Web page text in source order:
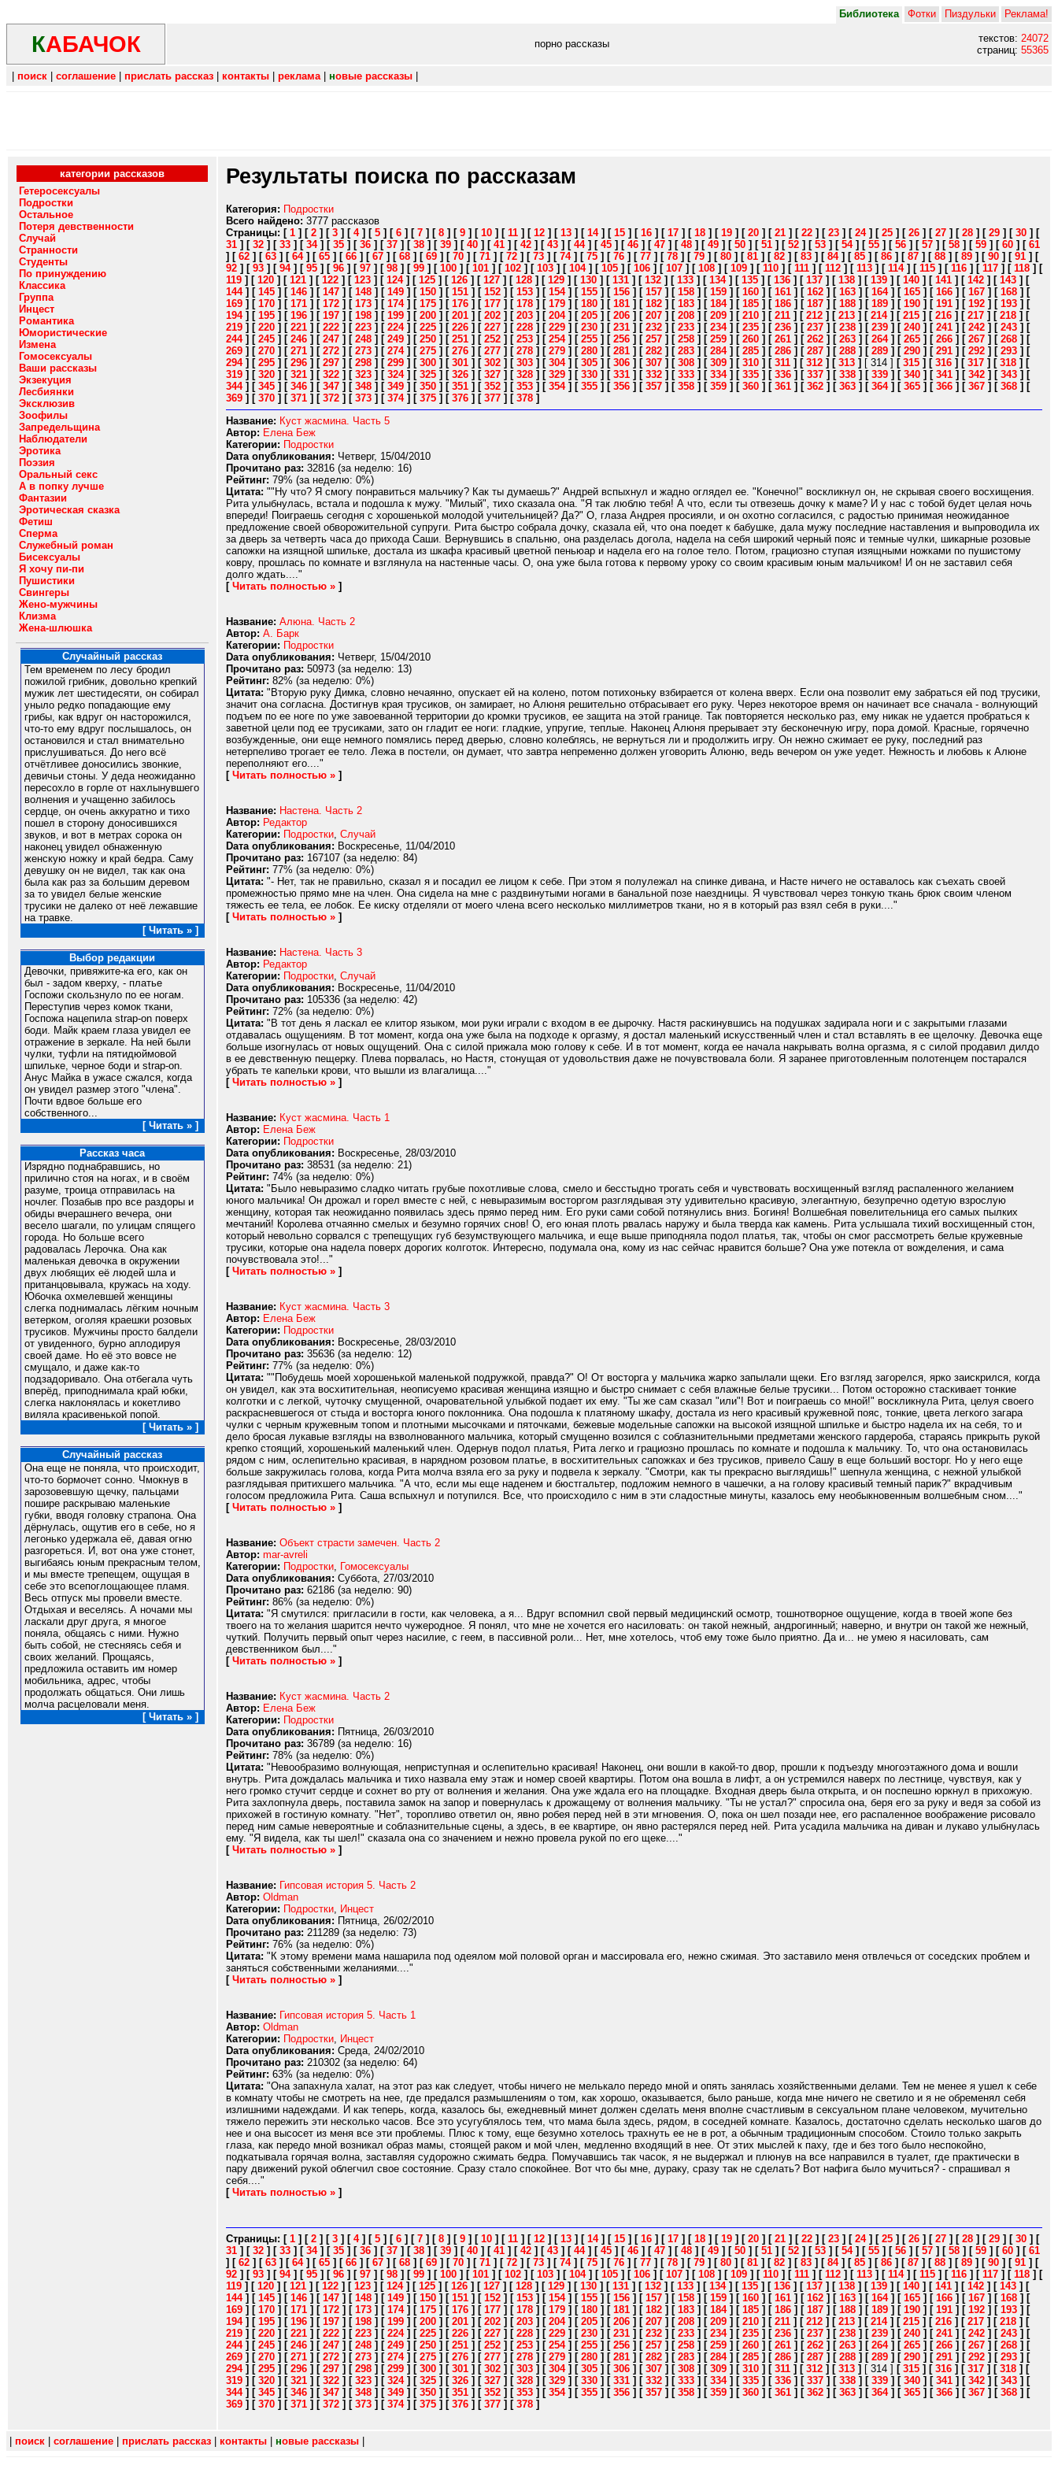
Библиотека Фотки Пиздульки Реклама!
КАБАЧОК порно рассказы текстов: 24072
страниц: 55365
поиск соглашение прислать рассказ контакты реклама| новые рассказы
категории рассказов
Гетеросексуалы
Подростки
Остальное
Потеря девственности
Случай
Странности
Студенты
По принуждению
Классика
Группа
Инцест
Романтика
Юмористические
Измена
Гомосексуалы
Ваши рассказы
Экзекуция
Лесбиянки
Эксклюзив
Зоофилы
Запредельщина
Наблюдатели
Эротика
Поэзия
Оральный секс
А в попку лучше
Фантазии
Эротическая сказка
Фетиш
Сперма
Служебный роман
Бисексуалы
Я хочу пи-пи
Пушистики
Свингеры
Жено-мужчины
Клизма
Жена-шлюшка
Случайный рассказ
Тем временем по лесу бродил
пожилой грибник, довольно крепкий
мужик лет шестидесяти, он собирал
уныло редко попадающие ему
грибы, как вдруг он насторожился,
что-то ему вдруг послышалось, он
остановился и стал внимательно
прислушиваться. До него всё
отчётливее доносились звонкие,
девичьи стоны. У деда неожиданно
пересохло в горле от нахлынувшего
волнения и учащенно забилось
сердце, он очень аккуратно и тихо
пошел в сторону доносившихся
звуков, и вот в метрах сорока он
наконец увидел обнаженную
женскую ножку и край бедра. Саму
девушку он не видел, так как она
была как раз за большим деревом
за то увидел белые женские
трусики не далеко от неё лежавшие
на травке.
[ Читать » ]
Выбор редакции
Девочки, привяжите-ка его, как он
был - задом кверху, - платье
Госпожи скользнуло по ее ногам.
Переступив через комок ткани,
Госпожа нацепила strap-on поверх
боди. Майк краем глаза увидел ее
отражение в зеркале. На ней были
чулки, туфли на пятидюймовой
шпильке, черное боди и strap-on.
Анус Майка в ужасе сжался, когда
он увидел размер этого "члена".
Почти вдвое больше его
собственного...
[ Читать » ]
Рассказ часа
Изрядно поднабравшись, но
прилично стоя на ногах, и в своём
разуме, троица отправилась на
ночлег. Позабыв про все раздоры и
обиды вчерашнего вечера, они
весело шагали, по улицам спящего
города. Но больше всего
радовалась Лерочка. Она как
маленькая девочка в окружении
двух любящих её людей шла и
пританцовывала, кружась на ходу.
Юбочка охмелевшей женщины
слегка поднималась лёгким ночным
ветерком, оголяя краешки розовых
трусиков. Мужчины просто балдели
от увиденного, бурно аплодируя
своей даме. Но её это вовсе не
смущало, и даже как-то
подзадоривало. Она отбегала чуть
вперёд, приподнимала край юбки,
слегка наклонялась и кокетливо
виляла красивенькой попой.
[ Читать » ]
Случайный рассказ
Она еще не поняла, что происходит,
что-то бормочет сонно. Чмокнув в
зарозовевшую щечку, пальцами
пошире раскрываю маленькие
губки, вводя головку страпона. Она
дёрнулась, ощутив его в себе, но я
легонько удержала её, давая огню
разгореться. И, вот она уже стонет,
выгибаясь юным прекрасным телом,
и мы вместе трепещем, ощущая в
себе это всепоглощающее пламя.
Весь отпуск мы провели вместе.
Отдыхая и веселясь. А ночами мы
ласкали друг друга, я многое
поняла, общаясь с ними. Нужно
быть собой, не стесняясь себя и
своих желаний. Прощаясь,
предложила оставить им номер
мобильника, адрес, чтобы
продолжать общаться. Они лишь
молча расцеловали меня.
[ Читать » ]
Результаты поиска по рассказам
Категория: Подростки
Всего найдено: 3777 рассказов
Страницы: [ 1 ] [ 2 ] [ 3 ] [ 4] [ 5 ] [ 6 ] [ 7 ] [ 8 ] [ 9 ] [ 10 ] [ 11 ] [ 12 ] [ 13 ] [ 14] [ 15 ] [ 16 ] [ 17 ] [ 18 ] [ 19 ] [ 20 ] [ 21 ] [ 22 ] [ 23 ] [ 24] [ 25 ] [ 26 ] [ 27 ] [ 28 ] [ 29 ] [ 30 ] [
31 ] [ 32 ] [ 33 ] [ 34] [ 35 ] [ 36 ] [ 37 ] [ 38 ] [ 39 ] [ 40 ] [ 41 ] [ 42 ] [ 43 ] [ 44] [ 45 ] [ 46 ] [ 47 ] [ 48 ] [ 49 ] [ 50 ] [ 51 ] [ 52 ] [ 53 ] [ 54] [ 55 ] [ 56 ] [ 57 ] [ 58 ] [ 59 ] [ 60 ] [ 61
] [ 62 ] [ 63 ] [ 64] [ 65 ] [ 66 ] [ 67 ] [ 68 ] [ 69 ] [ 70 ] [ 71 ] [ 72 ] [ 73 ] [ 74] [ 75 ] [ 76 ] [ 77 ] [ 78 ] [ 79 ] [ 80 ] [ 81 ] [ 82 ] [ 83 ] [ 84] [ 85 ] [ 86 ] [ 87 ] [ 88 ] [ 89 ] [ 90 ] [ 91 ] [
92 ] [ 93 ] [ 94] [ 95 ] [ 96 ] [ 97 ] [ 98 ] [ 99 ] [ 100 ] [ 101 ] [ 102 ] [ 103 ] [ 104] [ 105 ] [ 106 ] [ 107 ] [ 108 ] [ 109 ] [ 110 ] [ 111 ] [ 112 ] [ 113 ] [ 114] [ 115 ] [ 116 ] [ 117 ] [ 118 ] [
119 ] [ 120 ] [ 121 ] [ 122 ] [ 123 ] [ 124] [ 125 ] [ 126 ] [ 127 ] [ 128 ] [ 129 ] [ 130 ] [ 131 ] [ 132 ] [ 133 ] [ 134] [ 135 ] [ 136 ] [ 137 ] [ 138 ] [ 139 ] [ 140 ] [ 141 ] [ 142 ] [ 143 ] [
144] [ 145 ] [ 146 ] [ 147 ] [ 148 ] [ 149 ] [ 150 ] [ 151 ] [ 152 ] [ 153 ] [ 154] [ 155 ] [ 156 ] [ 157 ] [ 158 ] [ 159 ] [ 160 ] [ 161 ] [ 162 ] [ 163 ] [ 164] [ 165 ] [ 166 ] [ 167 ] [ 168 ] [
169 ] [ 170 ] [ 171 ] [ 172 ] [ 173 ] [ 174] [ 175 ] [ 176 ] [ 177 ] [ 178 ] [ 179 ] [ 180 ] [ 181 ] [ 182 ] [ 183 ] [ 184] [ 185 ] [ 186 ] [ 187 ] [ 188 ] [ 189 ] [ 190 ] [ 191 ] [ 192 ] [ 193 ] [
194] [ 195 ] [ 196 ] [ 197 ] [ 198 ] [ 199 ] [ 200 ] [ 201 ] [ 202 ] [ 203 ] [ 204] [ 205 ] [ 206 ] [ 207 ] [ 208 ] [ 209 ] [ 210 ] [ 211 ] [ 212 ] [ 213 ] [ 214] [ 215 ] [ 216 ] [ 217 ] [ 218 ] [
219 ] [ 220 ] [ 221 ] [ 222 ] [ 223 ] [ 224] [ 225 ] [ 226 ] [ 227 ] [ 228 ] [ 229 ] [ 230 ] [ 231 ] [ 232 ] [ 233 ] [ 234] [ 235 ] [ 236 ] [ 237 ] [ 238 ] [ 239 ] [ 240 ] [ 241 ] [ 242 ] [ 243 ] [
244] [ 245 ] [ 246 ] [ 247 ] [ 248 ] [ 249 ] [ 250 ] [ 251 ] [ 252 ] [ 253 ] [ 254] [ 255 ] [ 256 ] [ 257 ] [ 258 ] [ 259 ] [ 260 ] [ 261 ] [ 262 ] [ 263 ] [ 264] [ 265 ] [ 266 ] [ 267 ] [ 268 ] [
269 ] [ 270 ] [ 271 ] [ 272 ] [ 273 ] [ 274] [ 275 ] [ 276 ] [ 277 ] [ 278 ] [ 279 ] [ 280 ] [ 281 ] [ 282 ] [ 283 ] [ 284] [ 285 ] [ 286 ] [ 287 ] [ 288 ] [ 289 ] [ 290 ] [ 291 ] [ 292 ] [ 293 ] [
294] [ 295 ] [ 296 ] [ 297 ] [ 298 ] [ 299 ] [ 300 ] [ 301 ] [ 302 ] [ 303 ] [ 304] [ 305 ] [ 306 ] [ 307 ] [ 308 ] [ 309 ] [ 310 ] [ 311 ] [ 312 ] [ 313 ] [ 314 ] [ 315 ] [ 316 ] [ 317 ] [ 318 ] [
319 ] [ 320 ] [ 321 ] [ 322 ] [ 323 ] [ 324] [ 325 ] [ 326 ] [ 327 ] [ 328 ] [ 329 ] [ 330 ] [ 331 ] [ 332 ] [ 333 ] [ 334] [ 335 ] [ 336 ] [ 337 ] [ 338 ] [ 339 ] [ 340 ] [ 341 ] [ 342 ] [ 343 ] [
344] [ 345 ] [ 346 ] [ 347 ] [ 348 ] [ 349 ] [ 350 ] [ 351 ] [ 352 ] [ 353 ] [ 354] [ 355 ] [ 356 ] [ 357 ] [ 358 ] [ 359 ] [ 360 ] [ 361 ] [ 362 ] [ 363 ] [ 364] [ 365 ] [ 366 ] [ 367 ] [ 368 ] [
369 ] [ 370 ] [ 371 ] [ 372 ] [ 373 ] [ 374] [ 375 ] [ 376 ] [ 377 ] [ 378 ]
Название: Куст жасмина. Часть 5
Автор: Елена Беж
Категории: Подростки
Dата опубликования: Четверг, 15/04/2010
Прочитано раз: 32816 (за неделю: 16)
Рейтинг: 79% (за неделю: 0%)
Цитата: ""Ну что? Я смогу понравиться мальчику? Как ты думаешь?" Андрей вспыхнул и жадно оглядел ее. "Конечно!" воскликнул он, не скрывая своего восхищения.
Рита улыбнулась, встала и подошла к мужу. "Милый", тихо сказала она. "Я так люблю тебя! А что, если ты отвезешь дочку к маме? И у нас с тобой будет целая ночь
впереди! Поиграешь сегодня с хорошенькой молодой учительницей? Да?" О, глаза Андрея просияли, и он охотно согласился, с радостью принимая неожиданное
предложение своей обворожительной супруги. Рита быстро собрала дочку, сказала ей, что она поедет к бабушке, дала мужу последние наставления и выпроводила их
за дверь за четверть часа до прихода Саши. Вернувшись в спальню, она разделась догола, надела на себя широкий черный пояс и темные чулки, шикарные розовые
сапожки на изящной шпильке, достала из шкафа красивый цветной пеньюар и надела его на голое тело. Потом, грациозно ступая изящными ножками по пушистому
ковру, прошлась по комнате и взглянула на настенные часы. О, она уже была готова к первому уроку со своим красивым юным мальчиком! И он не заставил себя
долго ждать...."
[ Читать полностью » ]
Название: Алюна. Часть 2
Автор: А. Барк
Категории: Подростки
Dата опубликования: Четверг, 15/04/2010
Прочитано раз: 50973 (за неделю: 13)
Рейтинг: 82% (за неделю: 0%)
Цитата: "Вторую руку Димка, словно нечаянно, опускает ей на колено, потом потихоньку взбирается от колена вверх. Если она позволит ему забраться ей под трусики,
значит она согласна. Достигнув края трусиков, он замирает, но Алюня решительно отбрасывает его руку. Через некоторое время он начинает все сначала - волнующий
подъем по ее ноге по уже завоеванной территории до кромки трусиков, ее защита на этой границе. Так повторяется несколько раз, ему никак не удается пробраться к
заветной цели под ее трусиками, зато он гладит ее ноги: гладкие, упругие, теплые. Наконец Алюня прерывает эту бесконечную игру, пора домой. Красные, горячечно
возбужденные, они еще немного помялись перед дверью, словно колеблясь, не вернуться ли и продолжить игру. Он нежно сжимает ее руку, последний раз
нетерпеливо трогает ее тело. Лежа в постели, он думает, что завтра непременно должен уговорить Алюню, ведь вечером он уже уедет. Нежность и любовь к Алюне
переполняют его...."
[ Читать полностью » ]
Название: Настена. Часть 2
Автор: Редактор
Категории: Подростки, Случай
Dата опубликования: Воскресенье, 11/04/2010
Прочитано раз: 167107 (за неделю: 84)
Рейтинг: 77% (за неделю: 0%)
Цитата: "- Нет, так не правильно, сказал я и посадил ее лицом к себе. При этом я полулежал на спинке дивана, и Насте ничего не оставалось как съехать своей
промежностью прямо мне на член. Она сидела на мне с раздвинутыми ногами в банальной позе наездницы. Я чувствовал через тонкую ткань брюк своим членом
тяжесть ее тела, ее лобок. Ее киску отделяли от моего члена всего несколько миллиметров ткани, но я в который раз взял себя в руки...."
[ Читать полностью » ]
Название: Настена. Часть 3
Автор: Редактор
Категории: Подростки, Случай
Dата опубликования: Воскресенье, 11/04/2010
Прочитано раз: 105336 (за неделю: 42)
Рейтинг: 72% (за неделю: 0%)
Цитата: "В тот день я ласкал ее клитор языком, мои руки играли с входом в ее дырочку. Настя раскинувшись на подушках задирала ноги и с закрытыми глазами
отдавалась ощущениям. В тот момент, когда она уже была на подходе к оргазму, я достал маленький искусственный член и стал вставлять в ее щелочку. Девочка еще
больше изогнулась от новых ощущений. Она с силой прижала мою голову к себе. И в тот момент, когда ее начала накрывать волна оргазма, я с силой продавил дилдо
в ее девственную пещерку. Плева порвалась, но Настя, стонущая от удовольствия даже не почувствовала боли. Я заранее приготовленным полотенцем постарался
убрать те капельки крови, что вышли из влагалища...."
[ Читать полностью » ]
Название: Куст жасмина. Часть 1
Автор: Елена Беж
Категории: Подростки
Dата опубликования: Воскресенье, 28/03/2010
Прочитано раз: 38531 (за неделю: 21)
Рейтинг: 74% (за неделю: 0%)
Цитата: "Было невыразимо сладко читать грубые похотливые слова, смело и бесстыдно трогать себя и чувствовать восхищенный взгляд распаленного желанием
юного мальчика! Он дрожал и горел вместе с ней, с невыразимым восторгом разглядывая эту удивительно красивую, элегантную, безупречно одетую взрослую
женщину, которая так неожиданно появилась здесь прямо перед ним. Его руки сами собой потянулись вниз. Богиня! Волшебная повелительница его самых пылких
мечтаний! Королева отчаянно смелых и безумно горячих снов! О, его юная плоть рвалась наружу и была тверда как камень. Рита услышала тихий восхищенный стон,
который невольно сорвался с трепещущих губ безумствующего мальчика, и еще выше приподняла подол платья, так, чтобы он смог рассмотреть белые кружевные
трусики, которые она надела поверх дорогих колготок. Интересно, подумала она, кому из нас сейчас нравится больше? Она уже потекла от вожделения, и сама
почувствовала это!..."
[ Читать полностью » ]
Название: Куст жасмина. Часть 3
Автор: Елена Беж
Категории: Подростки
Dата опубликования: Воскресенье, 28/03/2010
Прочитано раз: 35636 (за неделю: 12)
Рейтинг: 77% (за неделю: 0%)
Цитата: ""Побудешь моей хорошенькой маленькой подружкой, правда?" О! От восторга у мальчика жарко запылали щеки. Его взгляд загорелся, ярко заискрился, когда
он увидел, как эта восхитительная, неописуемо красивая женщина изящно и быстро снимает с себя влажные белые трусики... Потом осторожно стаскивает тонкие
колготки и с легкой, чуточку смущенной, очаровательной улыбкой подает их ему. "Ты же сам сказал "или"! Вот и поиграешь со мной!" воскликнула Рита, целуя своего
раскрасневшегося от стыда и восторга юного поклонника. Она подошла к платяному шкафу, достала из него красивый кружевной пояс, тонкие, цвета легкого загара
чулки с черным кружевным топом и плотными мысочками и пяточками, бежевые модельные сапожки на высокой изящной шпильке и быстро надела их на себя, то и
дело бросая лукавые взгляды на взволнованного мальчика, который смущенно возился с соблазнительными предметами женского гардероба, стараясь прикрыть рукой
крепко стоящий, хорошенький маленький член. Одернув подол платья, Рита легко и грациозно прошлась по комнате и подошла к мальчику. То, что она остановилась
рядом с ним, ослепительно красивая, в нарядном розовом платье, в восхитительных сапожках и без трусиков, привело Сашу в еще больший восторг. Но у него еще
больше закружилась голова, когда Рита молча взяла его за руку и подвела к зеркалу. "Смотри, как ты прекрасно выглядишь!" шепнула женщина, с нежной улыбкой
разглядывая притихшего мальчика. "А что, если мы еще наденем и бюстгальтер, подложим немного в чашечки, а на голову красивый темный парик?" вкрадчивым
голосом предложила Рита. Саша вспыхнул и потупился. Все, что происходило с ним в эти сладостные минуты, казалось ему необыкновенным волшебным сном...."
[ Читать полностью » ]
Название: Объект страсти замечен. Часть 2
Автор: mar-avreli
Категории: Подростки, Гомосексуалы
Dата опубликования: Суббота, 27/03/2010
Прочитано раз: 62186 (за неделю: 90)
Рейтинг: 86% (за неделю: 0%)
Цитата: "Я смутился: пригласили в гости, как человека, а я... Вдруг вспомнил свой первый медицинский осмотр, тошнотворное ощущение, когда в твоей жопе без
твоего на то желания шарится нечто чужеродное. Я понял, что мне не хочется его насиловать: он такой нежный, андрогинный; наверно, и внутри он такой же нежный,
чуткий. Получить первый опыт через насилие, с геем, в пассивной роли... Нет, мне хотелось, чтоб ему тоже было приятно. Да и... не умею я насиловать, сам
девственником был...."
[ Читать полностью » ]
Название: Куст жасмина. Часть 2
Автор: Елена Беж
Категории: Подростки
Dата опубликования: Пятница, 26/03/2010
Прочитано раз: 36789 (за неделю: 16)
Рейтинг: 78% (за неделю: 0%)
Цитата: "Невообразимо волнующая, неприступная и ослепительно красивая! Наконец, они вошли в какой-то двор, прошли к подъезду многоэтажного дома и вошли
внутрь. Рита дождалась мальчика и тихо назвала ему этаж и номер своей квартиры. Потом она вошла в лифт, а он устремился наверх по лестнице, чувствуя, как у
него громко стучит сердце и сохнет во рту от волнения и желания. Она уже ждала его на площадке. Входная дверь была открыта, и он поспешно юркнул в прихожую.
Рита захлопнула дверь, поставила замок на запор и повернулась к дрожащему от волнения мальчику. "Ты не устал?" спросила она, беря его за руку и ведя за собой из
прихожей в гостиную комнату. "Нет", торопливо ответил он, явно робея перед ней в эти мгновения. О, пока он шел позади нее, его распаленное воображение рисовало
перед ним самые невероятные и соблазнительные сцены, а здесь, в ее квартире, он явно растерялся перед ней. Рита усадила мальчика на диван и лукаво улыбнулась
ему. "Я видела, как ты шел!" сказала она со значением и нежно провела рукой по его щеке...."
[ Читать полностью » ]
Название: Гипсовая история 5. Часть 2
Автор: Oldman
Категории: Подростки, Инцест
Dата опубликования: Пятница, 26/02/2010
Прочитано раз: 211289 (за неделю: 73)
Рейтинг: 76% (за неделю: 0%)
Цитата: "К этому времени мама нашарила под одеялом мой половой орган и массировала его, нежно сжимая. Это заставило меня отвлечься от соседских проблем и
заняться собственными желаниями...."
[ Читать полностью » ]
Название: Гипсовая история 5. Часть 1
Автор: Oldman
Категории: Подростки, Инцест
Dата опубликования: Среда, 24/02/2010
Прочитано раз: 210302 (за неделю: 64)
Рейтинг: 63% (за неделю: 0%)
Цитата: "Она запахнула халат, на этот раз как следует, чтобы ничего не мелькало передо мной и опять занялась хозяйственными делами. Тем не менее я ушел к себе
в комнату чтобы не смотреть на нее, где предался размышлениям о том, как хорошо, оказывается, было раньше, когда мне ничего не светило и я не обременял себя
излишними надеждами. И как теперь, когда, казалось бы, ежедневный минет должен сделать меня вполне счастливым в сексуальном плане человеком, мучительно
тяжело пережить эти несколько часов. Все это усугублялось тем, что мама была здесь, рядом, в соседней комнате. Казалось, достаточно сделать несколько шагов до
нее и она высосет из меня все эти проблемы. Плюс к тому, еще безумно хотелось трахнуть ее не в рот, а обычным традиционным способом. Стоило только закрыть
глаза, как передо мной возникал образ мамы, стоящей раком и мой член, медленно входящий в нее. От этих мыслей к паху, где и без того было неспокойно,
подкатывала горячая волна, заставляя судорожно сжимать бедра. Помучавшись так часок, я не выдержал и плюнув на все направился в туалет, где практически в
пару движений рукой облегчил свое состояние. Сразу стало спокойнее. Вот что бы мне, дураку, сразу так не сделать? Вот нафига было мучиться? - спрашивал я
себя...."
[ Читать полностью » ]
Страницы: [ 1 ] [ 2 ] [ 3 ] [ 4] [ 5 ] [ 6 ] [ 7 ] [ 8 ] [ 9 ] [ 10 ] [ 11 ] [ 12 ] [ 13 ] [ 14] [ 15 ] [ 16 ] [ 17 ] [ 18 ] [ 19 ] [ 20 ] [ 21 ] [ 22 ] [ 23 ] [ 24] [ 25 ] [ 26 ] [ 27 ] [ 28 ] [ 29 ] [ 30 ] [
31 ] [ 32 ] [ 33 ] [ 34] [ 35 ] [ 36 ] [ 37 ] [ 38 ] [ 39 ] [ 40 ] [ 41 ] [ 42 ] [ 43 ] [ 44] [ 45 ] [ 46 ] [ 47 ] [ 48 ] [ 49 ] [ 50 ] [ 51 ] [ 52 ] [ 53 ] [ 54] [ 55 ] [ 56 ] [ 57 ] [ 58 ] [ 59 ] [ 60 ] [ 61
] [ 62 ] [ 63 ] [ 64] [ 65 ] [ 66 ] [ 67 ] [ 68 ] [ 69 ] [ 70 ] [ 71 ] [ 72 ] [ 73 ] [ 74] [ 75 ] [ 76 ] [ 77 ] [ 78 ] [ 79 ] [ 80 ] [ 81 ] [ 82 ] [ 83 ] [ 84] [ 85 ] [ 86 ] [ 87 ] [ 88 ] [ 89 ] [ 90 ] [ 91 ] [
92 ] [ 93 ] [ 94] [ 95 ] [ 96 ] [ 97 ] [ 98 ] [ 99 ] [ 100 ] [ 101 ] [ 102 ] [ 103 ] [ 104] [ 105 ] [ 106 ] [ 107 ] [ 108 ] [ 109 ] [ 110 ] [ 111 ] [ 112 ] [ 113 ] [ 114] [ 115 ] [ 116 ] [ 117 ] [ 118 ] [
119 ] [ 120 ] [ 121 ] [ 122 ] [ 123 ] [ 124] [ 125 ] [ 126 ] [ 127 ] [ 128 ] [ 129 ] [ 130 ] [ 131 ] [ 132 ] [ 133 ] [ 134] [ 135 ] [ 136 ] [ 137 ] [ 138 ] [ 139 ] [ 140 ] [ 141 ] [ 142 ] [ 143 ] [
144] [ 145 ] [ 146 ] [ 147 ] [ 148 ] [ 149 ] [ 150 ] [ 151 ] [ 152 ] [ 153 ] [ 154] [ 155 ] [ 156 ] [ 157 ] [ 158 ] [ 159 ] [ 160 ] [ 161 ] [ 162 ] [ 163 ] [ 164] [ 165 ] [ 166 ] [ 167 ] [ 168 ] [
169 ] [ 170 ] [ 171 ] [ 172 ] [ 173 ] [ 174] [ 175 ] [ 176 ] [ 177 ] [ 178 ] [ 179 ] [ 180 ] [ 181 ] [ 182 ] [ 183 ] [ 184] [ 185 ] [ 186 ] [ 187 ] [ 188 ] [ 189 ] [ 190 ] [ 191 ] [ 192 ] [ 193 ] [
194] [ 195 ] [ 196 ] [ 197 ] [ 198 ] [ 199 ] [ 200 ] [ 201 ] [ 202 ] [ 203 ] [ 204] [ 205 ] [ 206 ] [ 207 ] [ 208 ] [ 209 ] [ 210 ] [ 211 ] [ 212 ] [ 213 ] [ 214] [ 215 ] [ 216 ] [ 217 ] [ 218 ] [
219 ] [ 220 ] [ 221 ] [ 222 ] [ 223 ] [ 224] [ 225 ] [ 226 ] [ 227 ] [ 228 ] [ 229 ] [ 230 ] [ 231 ] [ 232 ] [ 233 ] [ 234] [ 235 ] [ 236 ] [ 237 ] [ 238 ] [ 239 ] [ 240 ] [ 241 ] [ 242 ] [ 243 ] [
244] [ 245 ] [ 246 ] [ 247 ] [ 248 ] [ 249 ] [ 250 ] [ 251 ] [ 252 ] [ 253 ] [ 254] [ 255 ] [ 256 ] [ 257 ] [ 258 ] [ 259 ] [ 260 ] [ 261 ] [ 262 ] [ 263 ] [ 264] [ 265 ] [ 266 ] [ 267 ] [ 268 ] [
269 ] [ 270 ] [ 271 ] [ 272 ] [ 273 ] [ 274] [ 275 ] [ 276 ] [ 277 ] [ 278 ] [ 279 ] [ 280 ] [ 281 ] [ 282 ] [ 283 ] [ 284] [ 285 ] [ 286 ] [ 287 ] [ 288 ] [ 289 ] [ 290 ] [ 291 ] [ 292 ] [ 293 ] [
294] [ 295 ] [ 296 ] [ 297 ] [ 298 ] [ 299 ] [ 300 ] [ 301 ] [ 302 ] [ 303 ] [ 304] [ 305 ] [ 306 ] [ 307 ] [ 308 ] [ 309 ] [ 310 ] [ 311 ] [ 312 ] [ 313 ] [ 314 ] [ 315 ] [ 316 ] [ 317 ] [ 318 ] [
319 ] [ 320 ] [ 321 ] [ 322 ] [ 323 ] [ 324] [ 325 ] [ 326 ] [ 327 ] [ 328 ] [ 329 ] [ 330 ] [ 331 ] [ 332 ] [ 333 ] [ 334] [ 335 ] [ 336 ] [ 337 ] [ 338 ] [ 339 ] [ 340 ] [ 341 ] [ 342 ] [ 343 ] [
344] [ 345 ] [ 346 ] [ 347 ] [ 348 ] [ 349 ] [ 350 ] [ 351 ] [ 352 ] [ 353 ] [ 354] [ 355 ] [ 356 ] [ 357 ] [ 358 ] [ 359 ] [ 360 ] [ 361 ] [ 362 ] [ 363 ] [ 364] [ 365 ] [ 366 ] [ 367 ] [ 368 ] [
369 ] [ 370 ] [ 371 ] [ 372 ] [ 373 ] [ 374] [ 375 ] [ 376 ] [ 377 ] [ 378 ]
поиск соглашение прислать рассказ контакты новые рассказы